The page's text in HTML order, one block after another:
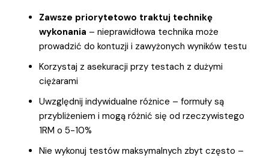
Zawsze priorytetowo traktuj technikę
wykonania – nieprawidłowa technika może
prowadzić do kontuzji i zawyżonych wyników testu
Korzystaj z asekuracji przy testach z dużymi
ciężarami
Uwzględnij indywidualne różnice – formuły są
przybliżeniem i mogą różnić się od rzeczywistego
1RM o 5-10%
Nie wykonuj testów maksymalnych zbyt często –